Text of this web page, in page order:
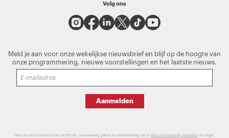
Volg ons
Meld je aan voor onze wekelijkse nieuwsbrief en blijf op de hoogte van
onze programmering, nieuwe voorstellingen en het laatste nieuws.
Aanmelden
Deze site wordt beschermd door reCAPTCHA, dataverwerking gebeurt in overeenstemming met de Cloud Data Processing Addendum van Google.